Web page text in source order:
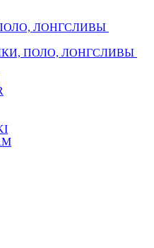
ЛОНГСЛИВЫ
ПОЛО, ЛОНГСЛИВЫ